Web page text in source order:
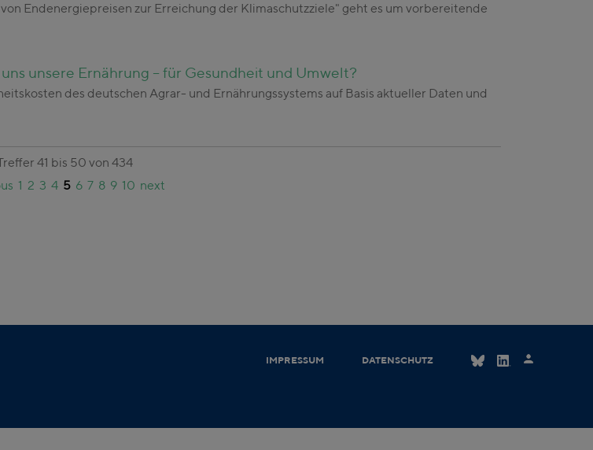
Endenergiepreisen zur Erreichung der Klimaschutzziele" geht es um vorbereitende
unsere Ernährung – für Gesundheit und Umwelt?
des deutschen Agrar- und Ernährungssystems auf Basis aktueller Daten und
41 bis 50 von 434
1 2 3 4 5 6 7 8 9 10 next
IMPRESSUM DATENSCHUTZ